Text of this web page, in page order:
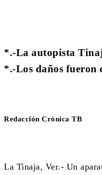
*.-La autopista
*.-Los daños fueron
Redacción Crónica TB
La Tinaja, Ver.- Un